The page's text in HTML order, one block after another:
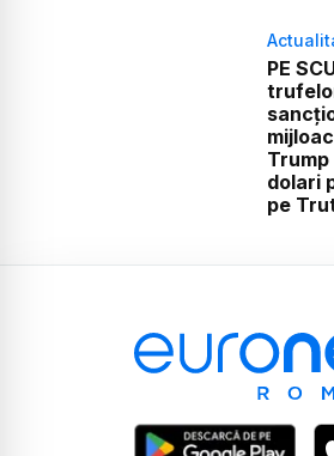
PE
dolari
pe